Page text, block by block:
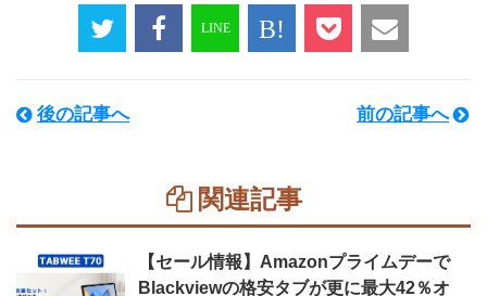
後の記事へ 前の記事へ
関連記事
【セール情報】Amazonプライムデーで
Blackviewの格安タブが更に最大42％オ